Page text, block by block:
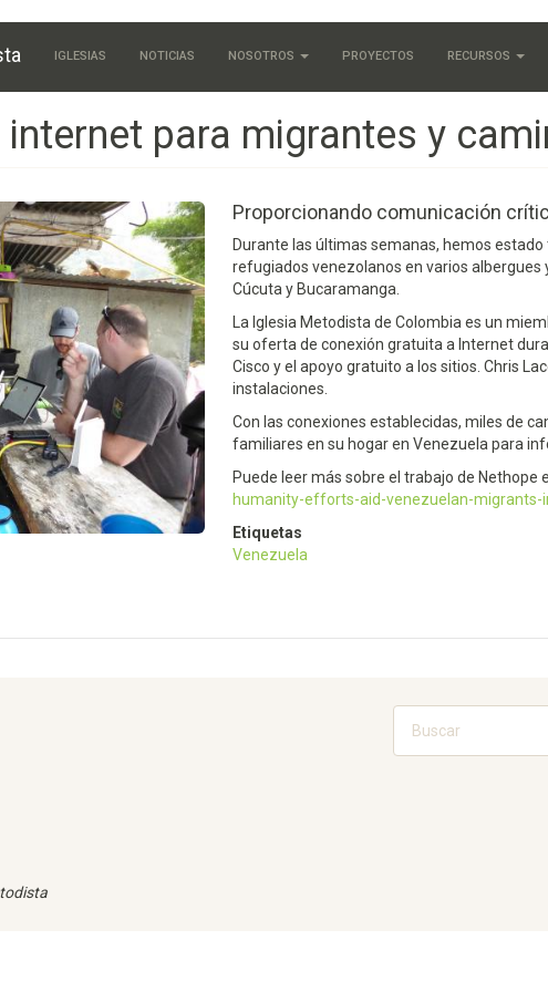
IGLESIAS NOTICIAS NOSOTROS PROYECTOS RECURSOS
internet para migrantes y
Proporcionando comunicación
Durante las últimas semanas, hemos
refugiados venezolanos en varios
Cúcuta y Bucaramanga.
La Iglesia Metodista de Colombia es un
su oferta de conexión gratuita a Internet
Cisco y el apoyo gratuito a los sitios. Chris
instalaciones.
Con las conexiones establecidas, miles de
familiares en su hogar en Venezuela para
Puede leer más sobre el trabajo de Nethope
humanity-efforts-aid-venezuelan-migrants-
Etiquetas
Venezuela